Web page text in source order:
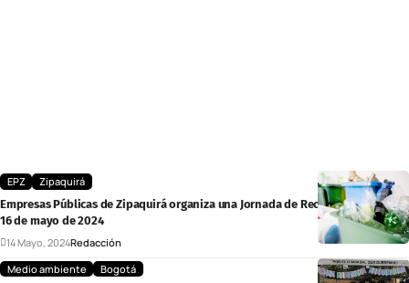
EPZ
Zipaquirá
Empresas Públicas de Zipaquirá organiza una Jornada de Reciclaje el próximo
16 de mayo de 2024
14 Mayo, 2024Redacción
Medio ambiente
Bogotá